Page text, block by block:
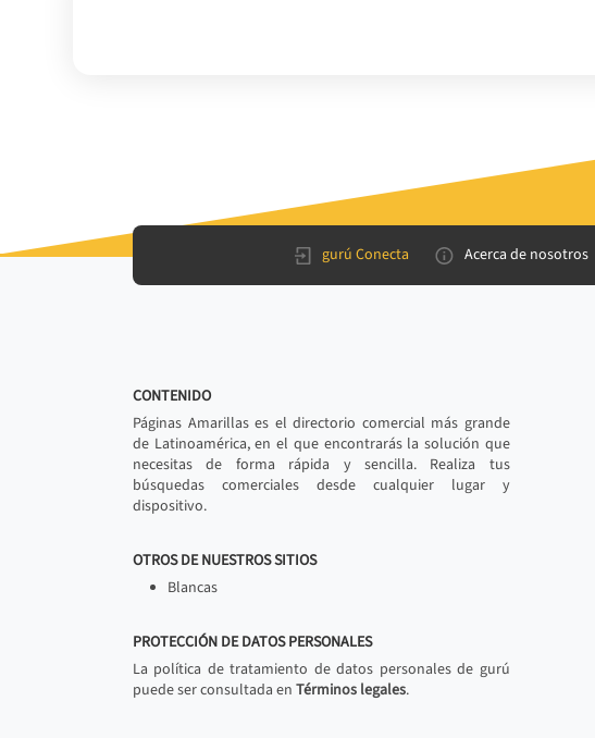
gurú Conecta Acerca de nosotros
CONTENIDO
Páginas Amarillas es el directorio comercial más grande
de Latinoamérica, en el que encontrarás la solución que
necesitas de forma rápida y sencilla. Realiza tus
búsquedas comerciales desde cualquier lugar y
dispositivo.
OTROS DE NUESTROS SITIOS
Blancas
PROTECCIÓN DE DATOS PERSONALES
La política de tratamiento de datos personales de gurú
puede ser consultada en Términos legales.